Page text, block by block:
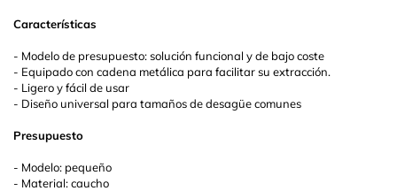
Características
- Modelo de presupuesto: solución funcional y de bajo coste
- Equipado con cadena metálica para facilitar su extracción.
- Ligero y fácil de usar
- Diseño universal para tamaños de desagüe comunes
Presupuesto
- Modelo: pequeño
- Material: caucho